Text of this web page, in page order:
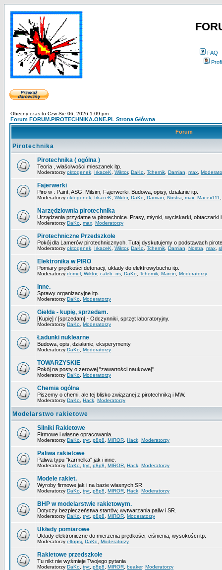
FAQ
Obecny czas to Czw Sie 06, 2026 1:09 pm
Forum FORUM.PIROTECHNIKA.ONE.PL Strona Główna
Forum
Pirotechnika
Pirotechnika ( ogólna )
Teoria , właściwości mieszanek itp.
Moderatorzy oktogenek IrkaceK Wiktor, DaKo Tchemik Damian max
Fajerwerki
Piro w : Paint, ASG, Milsim, Fajerwerki. Budowa, opisy, działanie itp.
Moderatorzy oktogenek IrkaceK Wiktor, DaKo Damian Nostra max Macex111
Narzędziownia pirotechnika
Urządzenia przydatne w pirotechnice. Prasy, młynki, wyciskarki, obtaczarki
Moderatorzy DaKo max Moderatorzy
Pirotechniczne Przedszkole
Pokój dla Lamerów pirotechnicznych. Tutaj dyskutujemy o podstawach
Moderatorzy oktogenek IrkaceK Wiktor, DaKo Tchemik Damian Nostra max
Elektronika w PIRO
Pomiary prędkości detonacji, układy do elektrowybuchu itp.
Moderatorzy domel Wiktor, caleb_ns DaKo Tchemik Marcin Moderatorzy
Inne.
Sprawy organizacyjne itp.
Moderatorzy DaKo Moderatorzy
Giełda - kupię, sprzedam.
[Kupię] / [sprzedam] - Odczynniki, sprzęt laboratoryjny.
Moderatorzy DaKo Moderatorzy
Ładunki nuklearne
Budowa, opis, działanie, eksperymenty
Moderatorzy DaKo Moderatorzy
TOWARZYSKIE
Pokój na posty o zerowej "zawartości naukowej".
Moderatorzy DaKo Moderatorzy
Chemia ogólna
Piszemy o chemi, ale tej blisko związanej z pirotechniką i MW.
Moderatorzy DaKo Hack Moderatorzy
Modelarstwo rakietowe
Silniki Rakietowe
Firmowe i własne opracowania.
Moderatorzy DaKo tryt p8p8 MIROR Hack Moderatorzy
Paliwa rakietowe
Paliwa typu "karmelka" jak i inne.
Moderatorzy DaKo tryt p8p8 MIROR Hack Moderatorzy
Modele rakiet.
Wyroby firmowe jak i na bazie własnych SR.
Moderatorzy DaKo tryt p8p8 MIROR Hack Moderatorzy
BHP w modelarstwie rakietowym.
Dotyczy bezpieczeństwa startów, wytwarzania paliw i SR.
Moderatorzy DaKo tryt p8p8 MIROR Moderatorzy
Układy pomiarowe
Układy elektroniczne do mierzenia prędkości, ciśnienia, wysokości itp.
Moderatorzy eltopsj DaKo Moderatorzy
Rakietowe przedszkole
Tu nikt nie wyśmieje Twojego pytania
Moderatorzy DaKo tryt p8p8 MIROR beaker, Moderatorzy